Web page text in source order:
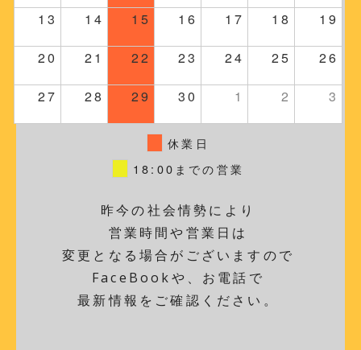
13 14 15 16 17 18 19
20 21 22 23 24 25 26
27 28 29 30 1 2 3
休業日
18:00までの営業
昨今の社会情勢により
営業時間や営業日は
変更となる場合がございますので
FaceBookや、お電話で
最新情報をご確認ください。